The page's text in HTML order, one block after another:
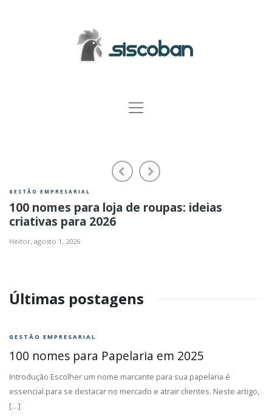
roupas: ideias
Gaveta de dinheiro para
Últimas postagens
GESTÃO EMPRESARIAL
100 nomes para Papelaria em 2025
Introdução Escolher um nome marcante para sua papelaria é
essencial para se destacar no mercado e atrair clientes. Neste artigo,
[…]